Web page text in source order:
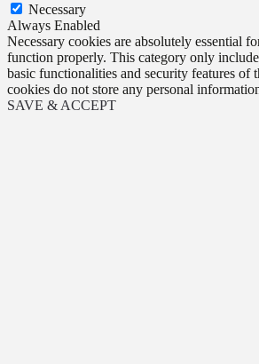
Necessary
Always Enabled
Necessary cookies are absolutely essential
function properly. This category only
basic functionalities and security features of
cookies do not store any personal
SAVE & ACCEPT